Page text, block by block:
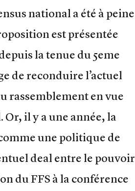
national a été à peine
est présentée
la tenue du 5eme
de reconduire l’actuel
rassemblement en vue
il y a une année, la
une politique de
deal entre le pouvoir
du FFS à la conférence